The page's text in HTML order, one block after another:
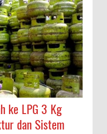
ke LPG 3 Kg
dan Sistem